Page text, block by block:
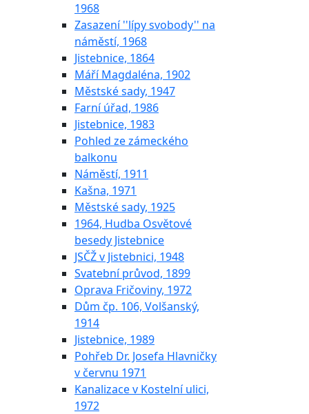
1968
Zasazení ''lípy svobody'' na
náměstí, 1968
Jistebnice, 1864
Máří Magdaléna, 1902
Městské sady, 1947
Farní úřad, 1986
Jistebnice, 1983
Pohled ze zámeckého
balkonu
Náměstí, 1911
Kašna, 1971
Městské sady, 1925
1964, Hudba Osvětové
besedy Jistebnice
JSČŽ v Jistebnici, 1948
Svatební průvod, 1899
Oprava Fričoviny, 1972
Dům čp. 106, Volšanský,
1914
Jistebnice, 1989
Pohřeb Dr. Josefa Hlavničky
v červnu 1971
Kanalizace v Kostelní ulici,
1972